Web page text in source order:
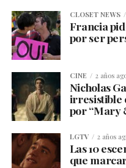
CLOSET NEWS
Francia
por ser
CINE 2 años
Nicholas
irresistible
por “Mary
LGTV 2 años
Las 10
que